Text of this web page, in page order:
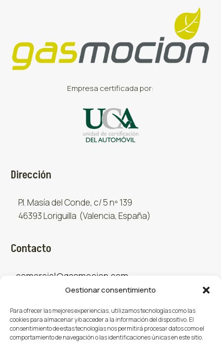
Gestionar consentimiento
Para ofrecer las mejores experiencias, utilizamos tecnologías como las
cookies para almacenar y/o acceder a la información del dispositivo. El
consentimiento de estas tecnologías nos permitirá procesar datos como el
comportamiento de navegación o las identificaciones únicas en este sitio.
Empresa certificada por:
Dirección
P.I. Masía del Conde, c/ 5 nº 139
46393 Loriguilla (Valencia, España)
Contacto
comercial@gasmocion.com
Sociales